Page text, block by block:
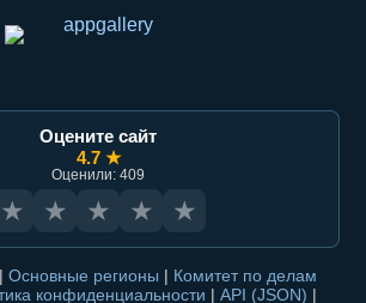
Оцените сайт
4.7 ★
Оценили: 409
★ ★ ★ ★ ★
| Основные регионы | Комитет по делам
конфиденциальности | API (JSON) |